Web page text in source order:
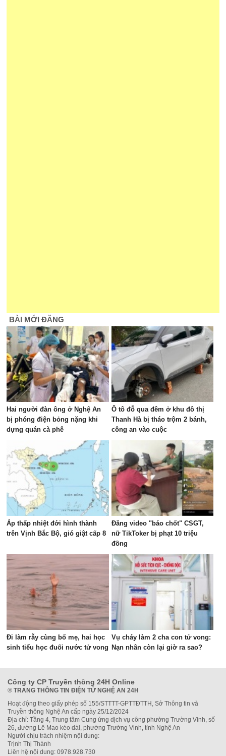
BÀI MỚI ĐĂNG
Hai người đàn ông ở Nghệ An
bị phóng điện bỏng nặng khi
dựng quán cà phê
Ô tô đỗ qua đêm ở khu đô thị
Thanh Hà bị tháo trộm 2 bánh,
công an vào cuộc
Áp thấp nhiệt đới hình thành
trên Vịnh Bắc Bộ, gió giật cấp 8
Đăng video "báo chốt" CSGT,
nữ TikToker bị phạt 10 triệu
đồng
Đi làm rẫy cùng bố mẹ, hai học
sinh tiểu học đuối nước tử vong
Vụ cháy làm 2 cha con tử vong:
Nạn nhân còn lại giờ ra sao?
Công ty CP Truyền thông 24H Online
® TRANG THÔNG TIN ĐIỆN TỬ NGHỆ AN 24H
Hoạt động theo giấy phép số 155/STTTT-GPTTĐTTH, Sở Thông tin và
Truyền thông Nghệ An cấp ngày 25/12/2024
Địa chỉ: Tầng 4, Trung tâm Cung ứng dịch vụ công phường Trường Vinh, số
26, đường Lê Mao kéo dài, phường Trường Vinh, tỉnh Nghệ An
Người chịu trách nhiệm nội dung:
Trịnh Thị Thành
Liên hệ nội dung: 0978.928.730